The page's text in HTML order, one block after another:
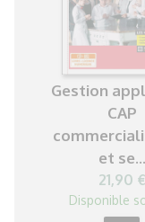
Gestion
CAP
et se...
21,90 €
Disponible